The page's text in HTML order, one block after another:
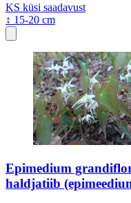
KS küsi saadavust
↕ 15-20 cm
Epimedium
haldjatiib